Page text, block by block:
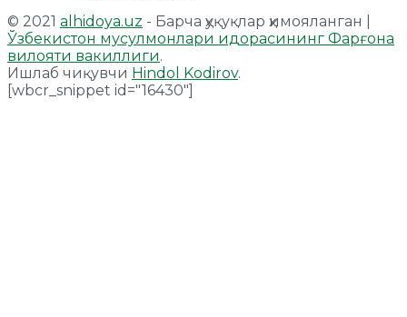
© 2021 alhidoya.uz - Барча ҳуқуқлар ҳимояланган |
Ўзбекистон мусулмонлари идорасининг Фарғона
вилояти вакиллиги.
Ишлаб чиқувчи Hindol Kodirov.
[wbcr_snippet id="16430"]